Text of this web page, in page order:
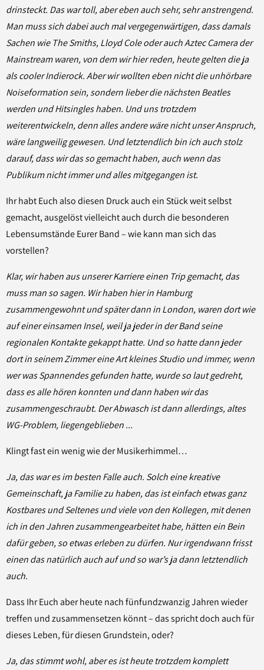
drinsteckt. Das war toll, aber eben auch sehr, sehr anstrengend.
Man muss sich dabei auch mal vergegenwärtigen, dass damals
Sachen wie The Smiths, Lloyd Cole oder auch Aztec Camera der
Mainstream waren, von dem wir hier reden, heute gelten die ja
als cooler Indierock. Aber wir wollten eben nicht die unhörbare
Noiseformation sein, sondern lieber die nächsten Beatles
werden und Hitsingles haben. Und uns trotzdem
weiterentwickeln, denn alles andere wäre nicht unser Anspruch,
wäre langweilig gewesen. Und letztendlich bin ich auch stolz
darauf, dass wir das so gemacht haben, auch wenn das
Publikum nicht immer und alles mitgegangen ist.
Ihr habt Euch also diesen Druck auch ein Stück weit selbst
gemacht, ausgelöst vielleicht auch durch die besonderen
Lebensumstände Eurer Band – wie kann man sich das
vorstellen?
Klar, wir haben aus unserer Karriere einen Trip gemacht, das
muss man so sagen. Wir haben hier in Hamburg
zusammengewohnt und später dann in London, waren dort wie
auf einer einsamen Insel, weil ja jeder in der Band seine
regionalen Kontakte gekappt hatte. Und so hatte dann jeder
dort in seinem Zimmer eine Art kleines Studio und immer, wenn
wer was Spannendes gefunden hatte, wurde so laut gedreht,
dass es alle hören konnten und dann haben wir das
zusammengeschraubt. Der Abwasch ist dann allerdings, altes
WG-Problem, liegengeblieben ...
Klingt fast ein wenig wie der Musikerhimmel…
Ja, das war es im besten Falle auch. Solch eine kreative
Gemeinschaft, ja Familie zu haben, das ist einfach etwas ganz
Kostbares und Seltenes und viele von den Kollegen, mit denen
ich in den Jahren zusammengearbeitet habe, hätten ein Bein
dafür geben, so etwas erleben zu dürfen. Nur irgendwann frisst
einen das natürlich auch auf und so war’s ja dann letztendlich
auch.
Dass Ihr Euch aber heute nach fünfundzwanzig Jahren wieder
treffen und zusammensetzen könnt – das spricht doch auch für
dieses Leben, für diesen Grundstein, oder?
Ja, das stimmt wohl, aber es ist heute trotzdem komplett